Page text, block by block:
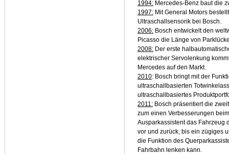
1994: Mercedes-Benz baut die
1997: Mit General Motors
Ultraschallsensorik bei Bosch.
2006: Bosch entwickelt den
Picasso die Länge von
2008: Der erste
elektrischer Servolenkung
Mercedes auf den Markt.
2010: Bosch bringt mit der
ultraschallbasierten
ultraschallbasiertes
2011: Bosch präsentiert die
zum einen Verbesserungen
Ausparkassistent das Fahrzeug
vor und zurück, bis ein zügiges
die Funktion des
Fahrbahn lenken kann.